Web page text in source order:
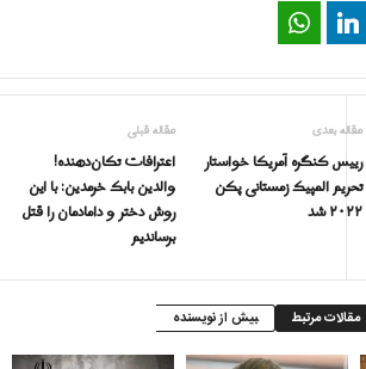
Pinterest
LinkedIn
مقاله قبلی
اعترافات تکان‌دهنده!
والدين بابک خرمدين: با این
روش دختر و دامادمان را قتل
برساندیم
مقاله بعدی
رییس کنگره آمریکا خواستار
تحریم المپیک زمستانی پکن
۲۰۲۲ شد
مقالات مرتبط بیش از نویسنده